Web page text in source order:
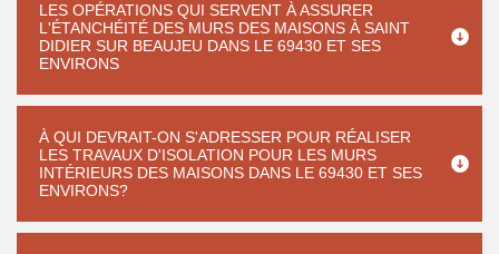
LES OPÉRATIONS QUI SERVENT À ASSURER
L'ÉTANCHÉITÉ DES MURS DES MAISONS À SAINT
DIDIER SUR BEAUJEU DANS LE 69430 ET SES
ENVIRONS
À QUI DEVRAIT-ON S'ADRESSER POUR RÉALISER
LES TRAVAUX D'ISOLATION POUR LES MURS
INTÉRIEURS DES MAISONS DANS LE 69430 ET SES
ENVIRONS?